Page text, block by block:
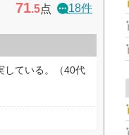
71.5点 18件
している。（40代